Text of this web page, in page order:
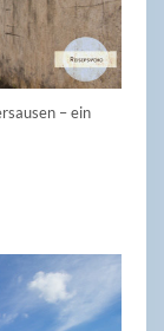
– ein